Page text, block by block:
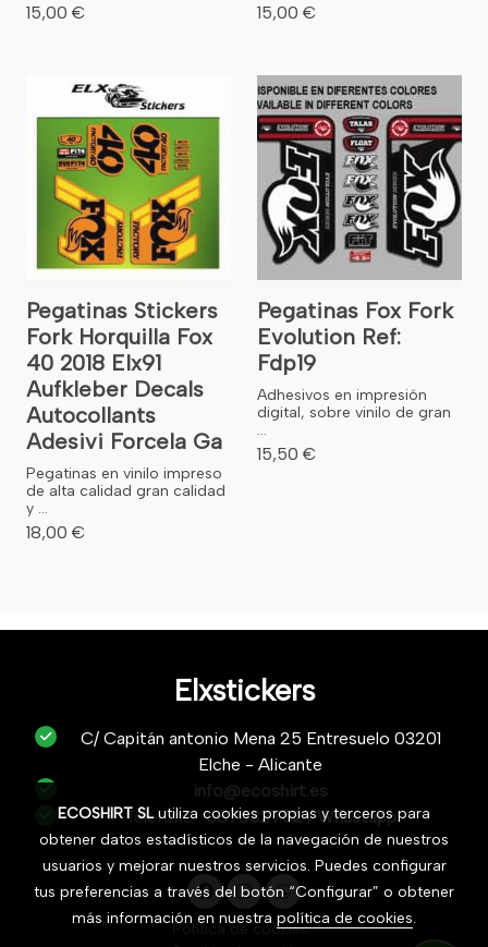
15,00 € 15,00 €
Pegatinas Stickers
Fork Horquilla Fox
40 2018 Elx91
Aufkleber Decals
Autocollants
Adesivi Forcela Ga
Pegatinas en vinilo impreso
de alta calidad gran calidad
y ...
18,00 €
Pegatinas Fox Fork
Evolution Ref:
Fdp19
Adhesivos en impresión
digital, sobre vinilo de gran
...
15,50 €
Elxstickers
C/ Capitán antonio Mena 25 Entresuelo 03201
Elche - Alicante
info@ecoshirt.es
Teléfono :687632752/Whastapp
Política de cookies
ECOSHIRT SLutiliza cookies propias y terceros para
obtener datos estadísticos de la navegación de nuestros
usuarios y mejorar nuestros servicios. Puedes configurar
tus preferencias a través del botón “Configurar” o obtener
más información en nuestra política de cookies.